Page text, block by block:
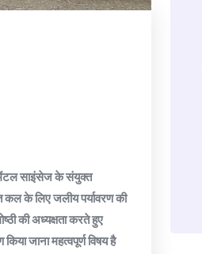
साइंसेज के संयुक्त
कल के लिए जलीय पर्यावरण की
की अध्यक्षता करते हुए
जाना महत्वपूर्ण विषय है